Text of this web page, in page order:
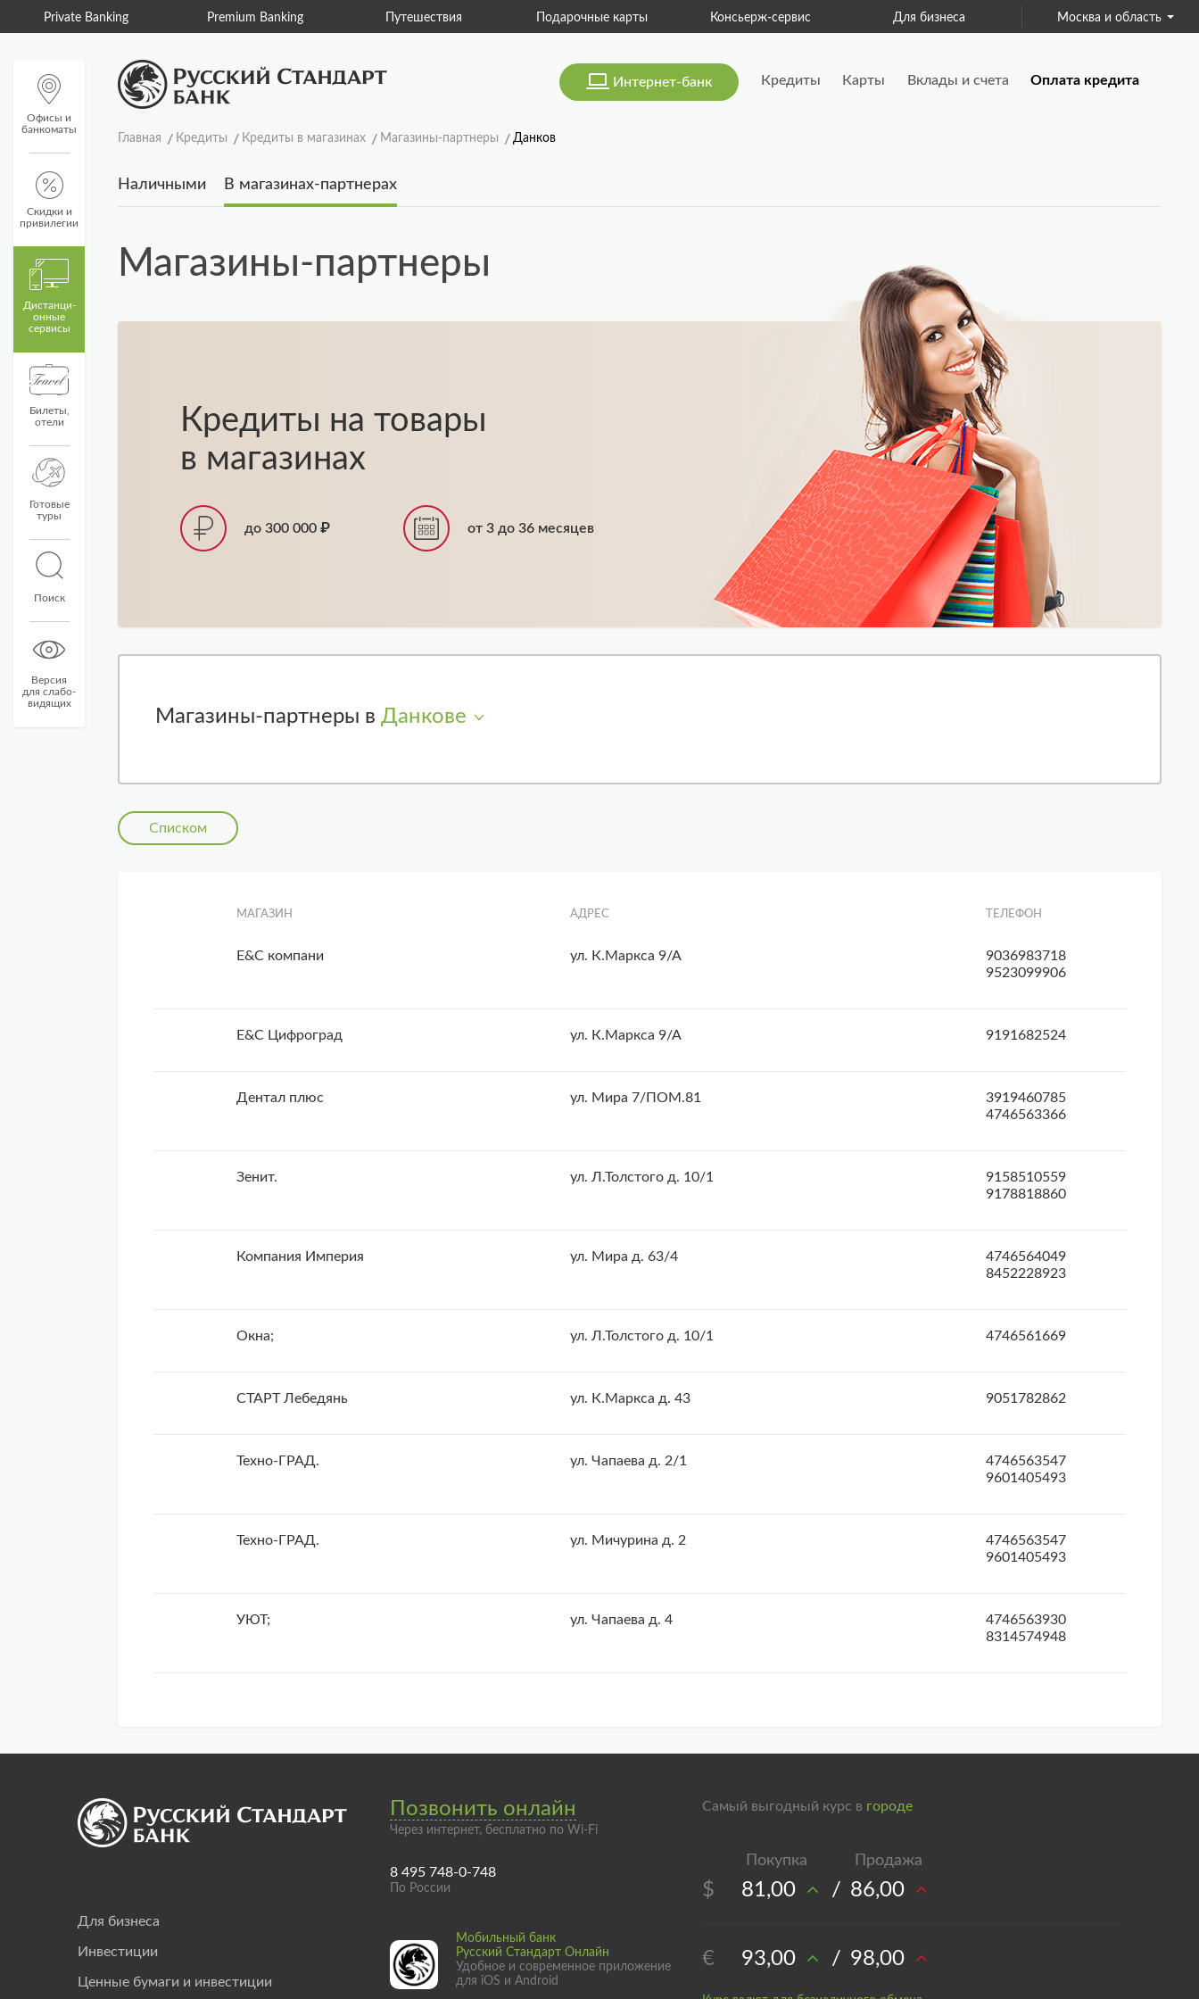
Private Banking Premium Banking Путешествия Подарочные карты Консьерж-сервис Для бизнеса Страхование
Москва и область
Офисы и
банкоматы
Скидки и
привилегии
Дистанци­
онные
сервисы
Билеты,
отели
Готовые
туры
Поиск
Версия
для слабо-
видящих
Интернет-банк Кредиты Карты Вклады и счета Оплата кредита
Главная Кредиты Кредиты в магазинах Магазины-партнеры Данков
Наличными В магазинах-партнерах
Магазины-партнеры
Кредиты на товары
в магазинах
до 300 000 ₽ от 3 до 36 месяцев
Магазины-партнеры в Данкове
Списком
МАГАЗИН АДРЕС ТЕЛЕФОН
E&C компани ул. К.Маркса 9/А
9036983718
9523099906
E&C Цифроград ул. К.Маркса 9/А 9191682524
Дентал плюс ул. Мира 7/ПОМ.81
3919460785
4746563366
Зенит. ул. Л.Толстого д. 10/1
9158510559
9178818860
Компания Империя ул. Мира д. 63/4
4746564049
8452228923
Окна; ул. Л.Толстого д. 10/1 4746561669
СТАРТ Лебедянь ул. К.Маркса д. 43 9051782862
Техно-ГРАД. ул. Чапаева д. 2/1
4746563547
9601405493
Техно-ГРАД. ул. Мичурина д. 2
4746563547
9601405493
УЮТ; ул. Чапаева д. 4
4746563930
8314574948
Позвонить онлайн
Через интернет, бесплатно по Wi-Fi
8 495 748-0-748
По России
Для бизнеса
Инвестиции
Ценные бумаги и инвестиции
Мобильный банк
Русский Стандарт Онлайн
Удобное и современное приложение
для iOS и Android
Самый выгодный курс в городе
$ 81,00 / 86,00
€ 93,00 / 98,00